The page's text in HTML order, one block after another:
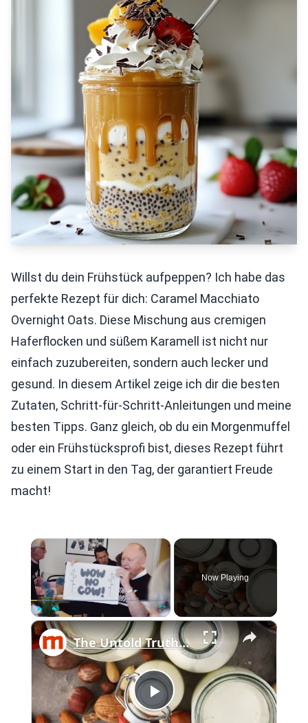
Willst du dein Frühstück aufpeppen? Ich habe das
perfekte Rezept für dich: Caramel Macchiato
Overnight Oats. Diese Mischung aus cremigen
Haferflocken und süßem Karamell ist nicht nur
einfach zuzubereiten, sondern auch lecker und
gesund. In diesem Artikel zeige ich dir die besten
Zutaten, Schritt-für-Schritt-Anleitungen und meine
besten Tipps. Ganz gleich, ob du ein Morgenmuffel
oder ein Frühstücksprofi bist, dieses Rezept führt
zu einem Start in den Tag, der garantiert Freude
macht!
×
Play Unmute Fullscreen
Now Playing
×
Play
The Untold Truth Of Oat Milk